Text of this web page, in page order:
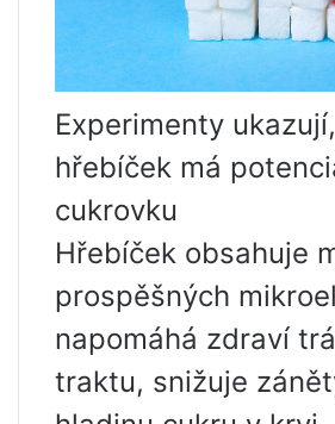
Experimenty
hřebíček má
cukrovku
Hřebíček obsahuje
prospěšných
napomáhá zdraví
traktu, snižuje